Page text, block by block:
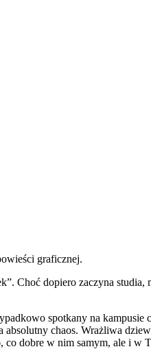
graficznej.
Choć dopiero zaczyna
spotkany na
chaos. Wrażliwa
dobre w nim samym, ale i w